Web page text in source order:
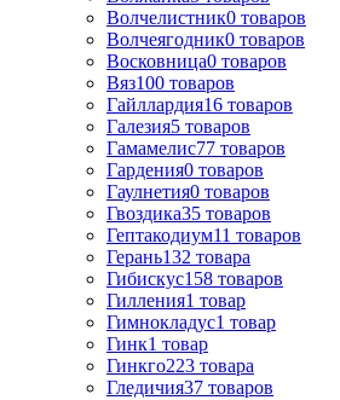
Волчелистник0 товаров
Волчеягодник0 товаров
Восковница0 товаров
Вяз100 товаров
Гайллардия16 товаров
Галезия5 товаров
Гамамелис77 товаров
Гардения0 товаров
Гаулнетия0 товаров
Гвоздика35 товаров
Гептакодиум11 товаров
Герань132 товара
Гибискус158 товаров
Гилления1 товар
Гимнокладус1 товар
Гинк1 товар
Гинкго223 товара
Гледичия37 товаров